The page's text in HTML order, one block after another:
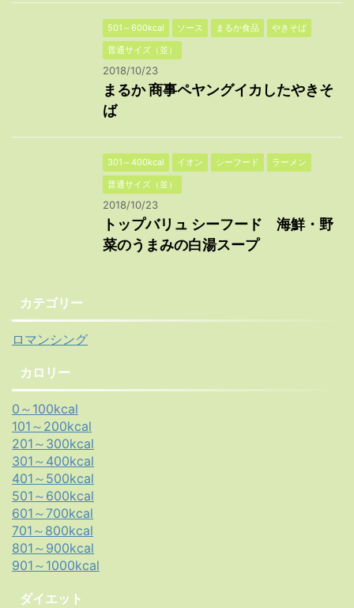
501～600kcal ソース まるか食品
やきそば
普通サイズ（並）
2018/10/23
まるか 商事ペヤングイカしたやきそ
ば
301～400kcal イオン シーフード
ラーメン
普通サイズ（並）
2018/10/23
トップバリュ シーフード 海鮮・野
菜のうまみの白湯スープ
カテゴリー
ロマンシング
カロリー
0～100kcal
101～200kcal
201～300kcal
301～400kcal
401～500kcal
501～600kcal
601～700kcal
701～800kcal
801～900kcal
901～1000kcal
ダイエット